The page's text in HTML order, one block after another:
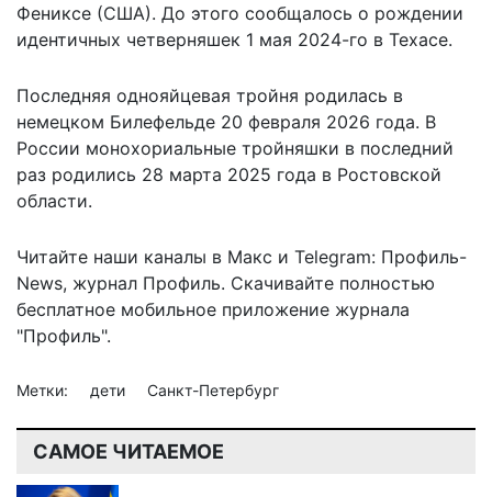
Фениксе (США). До этого сообщалось о рождении
идентичных четверняшек 1 мая 2024-го в Техасе.
Последняя однояйцевая тройня родилась в
немецком Билефельде 20 февраля 2026 года. В
России монохориальные тройняшки в последний
раз родились 28 марта 2025 года в Ростовской
области.
Читайте наши каналы в Макс и Telegram: Профиль-
News, журнал Профиль. Скачивайте полностью
бесплатное мобильное приложение журнала
"Профиль".
Метки: дети Санкт-Петербург
САМОЕ ЧИТАЕМОЕ